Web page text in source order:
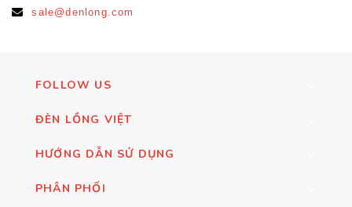
sale@denlong.com
FOLLOW US
ĐÈN LỒNG VIỆT
HƯỚNG DẪN SỬ DỤNG
PHÂN PHỐI